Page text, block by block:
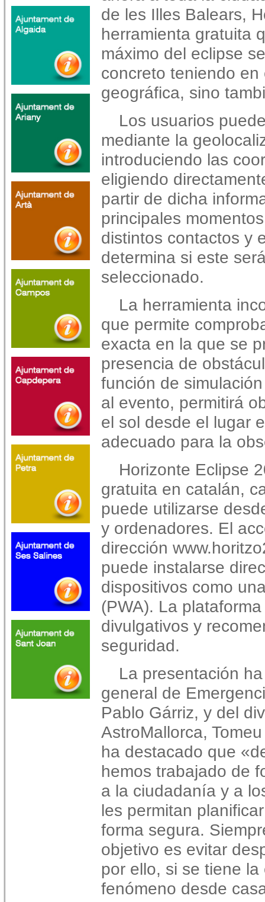
de les Illes Balears,
herramienta gratuita
máximo del eclipse
concreto teniendo
geográfica, sino
Los usuarios
mediante la
introduciendo las
eligiendo
partir de dicha
principales
distintos contactos y
determina si este
seleccionado.
La herramienta
que permite
exacta en la que se
presencia de
función de
al evento, permitirá
el sol desde el lugar
adecuado para la
Horizonte Eclipse
gratuita en catalán,
puede utilizarse
y ordenadores. El
dirección
puede instalarse
dispositivos como
(PWA). La
divulgativos y
seguridad.
La presentación
general de
Pablo Gárriz, y del
AstroMallorca,
ha destacado que
hemos trabajado de
a la ciudadanía y a
les permitan
forma segura.
objetivo es evitar
por ello, si se tiene
fenómeno desde